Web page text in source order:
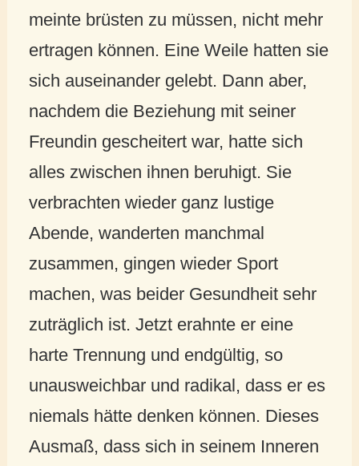
meinte brüsten zu müssen, nicht mehr
ertragen können. Eine Weile hatten sie
sich auseinander gelebt. Dann aber,
nachdem die Beziehung mit seiner
Freundin gescheitert war, hatte sich
alles zwischen ihnen beruhigt. Sie
verbrachten wieder ganz lustige
Abende, wanderten manchmal
zusammen, gingen wieder Sport
machen, was beider Gesundheit sehr
zuträglich ist. Jetzt erahnte er eine
harte Trennung und endgültig, so
unausweichbar und radikal, dass er es
niemals hätte denken können. Dieses
Ausmaß, dass sich in seinem Inneren